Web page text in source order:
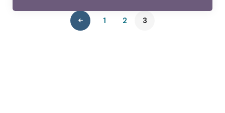
1 2 3